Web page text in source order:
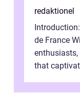
redaktionel
de France
enthusiasts,
that